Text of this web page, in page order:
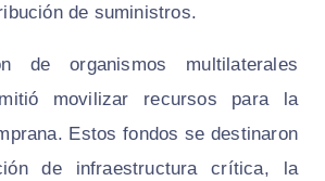
de suministros.
de organismos multilaterales
movilizar recursos para la
Estos fondos se destinaron
de infraestructura crítica, la